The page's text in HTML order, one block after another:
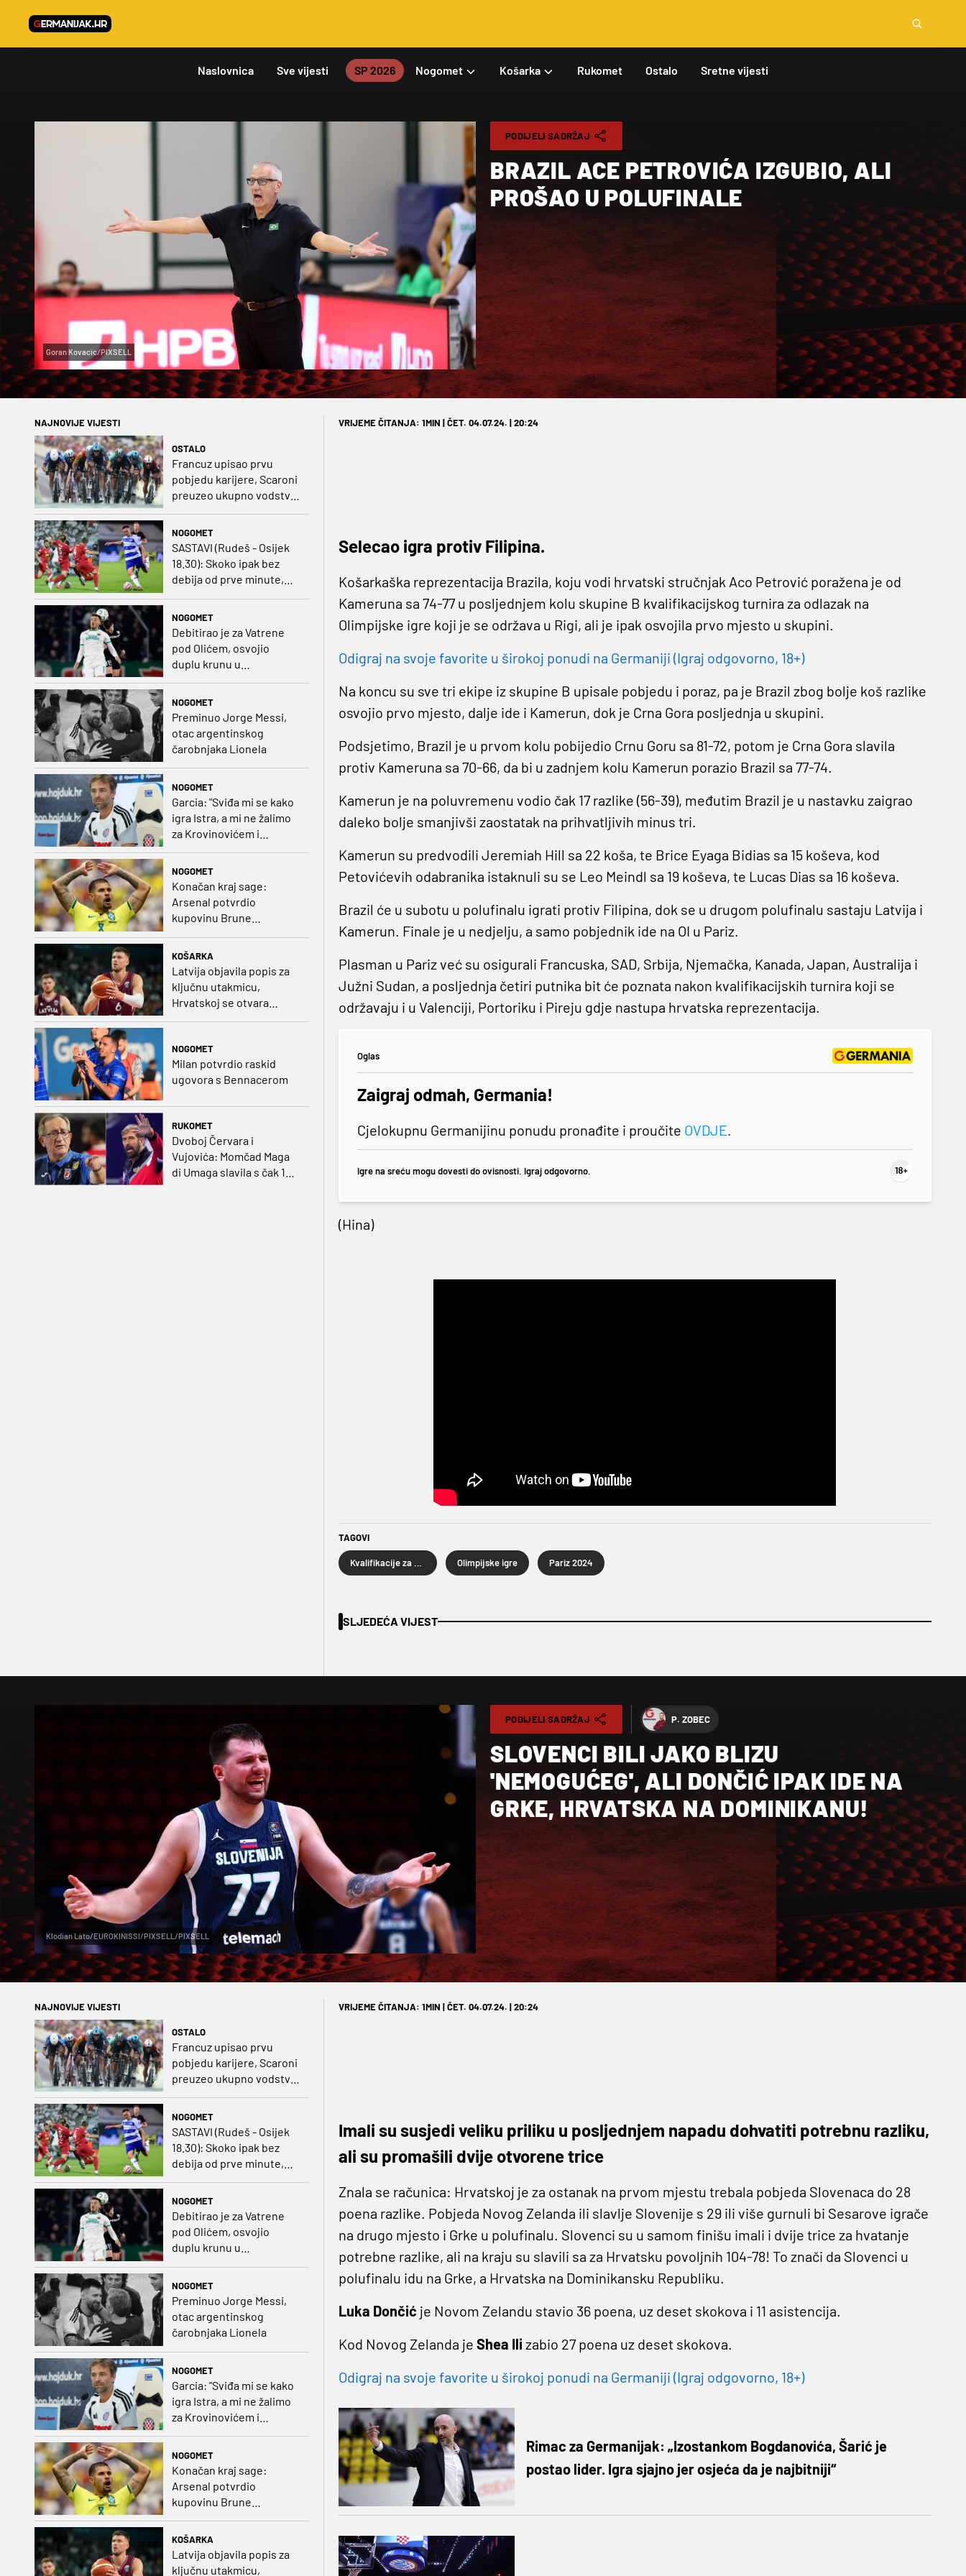
Naslovnica Sve vijesti SP 2026 Nogomet Košarka Rukomet Ostalo Sretne vijesti
Goran Kovacic/PIXSELL
PODIJELI SADRŽAJ
BRAZIL ACE PETROVIĆA IZGUBIO, ALI
PROŠAO U POLUFINALE
NAJNOVIJE VIJESTI
OSTALO
Francuz upisao prvu
pobjedu karijere, Scaroni
preuzeo ukupno vodstvo
NOGOMET
SASTAVI (Rudeš - Osijek
18.30): Skoko ipak bez
debija od prve minute,
prvo kolo
NOGOMET
Debitirao je za Vatrene
pod Olićem, osvojio
duplu krunu u
Rumunjskoj pa preselio
NOGOMET
Preminuo Jorge Messi,
otac argentinskog
čarobnjaka Lionela
NOGOMET
Garcia: "Sviđa mi se kako
igra Istra, a mi ne žalimo
za Krovinovićem i
NOGOMET
Konačan kraj sage:
Arsenal potvrdio
kupovinu Brune
KOŠARKA
Latvija objavila popis za
ključnu utakmicu,
Hrvatskoj se otvara
velika prilika
NOGOMET
Milan potvrdio raskid
ugovora s Bennacerom
RUKOMET
Dvoboj Červara i
Vujovića: Momčad Maga
di Umaga slavila s čak 12
VRIJEME ČITANJA: 1MIN | ČET. 04.07.24. | 20:24
Selecao igra protiv Filipina.
Košarkaška reprezentacija Brazila, koju vodi hrvatski stručnjak Aco Petrović poražena je od
Kameruna sa 74-77 u posljednjem kolu skupine B kvalifikacijskog turnira za odlazak na
Olimpijske igre koji je se održava u Rigi, ali je ipak osvojila prvo mjesto u skupini.
Odigraj na svoje favorite u širokoj ponudi na Germaniji (Igraj odgovorno, 18+)
Na koncu su sve tri ekipe iz skupine B upisale pobjedu i poraz, pa je Brazil zbog bolje koš razlike
osvojio prvo mjesto, dalje ide i Kamerun, dok je Crna Gora posljednja u skupini.
Podsjetimo, Brazil je u prvom kolu pobijedio Crnu Goru sa 81-72, potom je Crna Gora slavila
protiv Kameruna sa 70-66, da bi u zadnjem kolu Kamerun porazio Brazil sa 77-74.
Kamerun je na poluvremenu vodio čak 17 razlike (56-39), međutim Brazil je u nastavku zaigrao
daleko bolje smanjivši zaostatak na prihvatljivih minus tri.
Kamerun su predvodili Jeremiah Hill sa 22 koša, te Brice Eyaga Bidias sa 15 koševa, kod
Petovićevih odabranika istaknuli su se Leo Meindl sa 19 koševa, te Lucas Dias sa 16 koševa.
Brazil će u subotu u polufinalu igrati protiv Filipina, dok se u drugom polufinalu sastaju Latvija i
Kamerun. Finale je u nedjelju, a samo pobjednik ide na OI u Pariz.
Plasman u Pariz već su osigurali Francuska, SAD, Srbija, Njemačka, Kanada, Japan, Australija i
Južni Sudan, a posljednja četiri putnika bit će poznata nakon kvalifikacijskih turnira koji se
održavaju i u Valenciji, Portoriku i Pireju gdje nastupa hrvatska reprezentacija.
Oglas
Zaigraj odmah, Germania!
Cjelokupnu Germanijinu ponudu pronađite i proučite OVDJE.
Igre na sreću mogu dovesti do ovisnosti. Igraj odgovorno.
(Hina)
TAGOVI
Kvalifikacije za Olimpijske igre Olimpijske igre Pariz 2024
SLJEDEĆA VIJEST
Klodian Lato/EUROKINISSI/PIXSELL/PIXSELL
PODIJELI SADRŽAJ P. ZOBEC
SLOVENCI BILI JAKO BLIZU
'NEMOGUĆEG', ALI DONČIĆ IPAK IDE NA
GRKE, HRVATSKA NA DOMINIKANU!
NAJNOVIJE VIJESTI
OSTALO
Francuz upisao prvu
pobjedu karijere, Scaroni
preuzeo ukupno vodstvo
u Poljskoj
NOGOMET
SASTAVI (Rudeš - Osijek
18.30): Skoko ipak bez
debija od prve minute,
prvo kolo
NOGOMET
Debitirao je za Vatrene
pod Olićem, osvojio
duplu krunu u
NOGOMET
Preminuo Jorge Messi,
otac argentinskog
čarobnjaka Lionela
NOGOMET
Garcia: "Sviđa mi se kako
igra Istra, a mi ne žalimo
za Krovinovićem i
Guillamonom. Selahi?
NOGOMET
Konačan kraj sage:
Arsenal potvrdio
kupovinu Brune
KOŠARKA
Latvija objavila popis za
ključnu utakmicu,
VRIJEME ČITANJA: 1MIN | ČET. 04.07.24. | 20:24
Imali su susjedi veliku priliku u posljednjem napadu dohvatiti potrebnu razliku,
ali su promašili dvije otvorene trice
Znala se računica: Hrvatskoj je za ostanak na prvom mjestu trebala pobjeda Slovenaca do 28
poena razlike. Pobjeda Novog Zelanda ili slavlje Slovenije s 29 ili više gurnuli bi Sesarove igrače
na drugo mjesto i Grke u polufinalu. Slovenci su u samom finišu imali i dvije trice za hvatanje
potrebne razlike, ali na kraju su slavili sa za Hrvatsku povoljnih 104-78! To znači da Slovenci u
polufinalu idu na Grke, a Hrvatska na Dominikansku Republiku.
Luka Dončić je Novom Zelandu stavio 36 poena, uz deset skokova i 11 asistencija.
Kod Novog Zelanda je Shea Ili zabio 27 poena uz deset skokova.
Odigraj na svoje favorite u širokoj ponudi na Germaniji (Igraj odgovorno, 18+)
Rimac za Germanijak: „Izostankom Bogdanovića, Šarić je
postao lider. Igra sjajno jer osjeća da je najbitniji“